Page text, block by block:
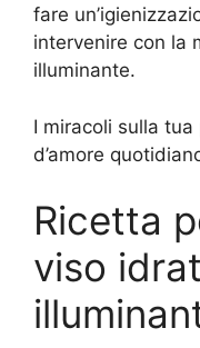
fare
intervenire con la
illuminante.
I miracoli sulla
d’amore
Ricetta
viso